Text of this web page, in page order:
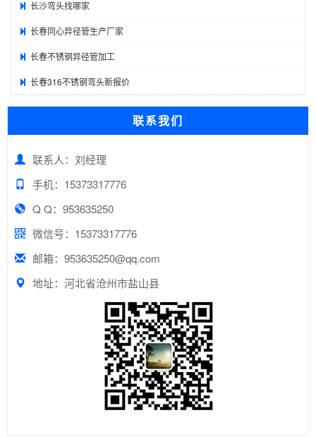
长沙弯头找哪家
长春同心异径管生产厂家
长春不锈钢异径管加工
长春316不锈钢弯头新报价
联系我们
联系人：刘经理
手机：15373317776
Q Q：953635250
微信号：15373317776
邮箱：953635250@qq.com
地址：河北省沧州市盐山县